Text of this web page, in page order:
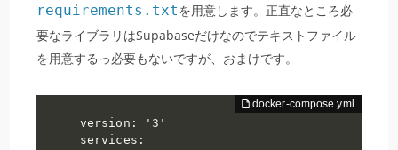
requirements.txtを用意します。正直なところ必
要なライブラリはSupabaseだけなのでテキストファイル
を用意するっ必要もないですが、おまけです。
version: '3'
services: